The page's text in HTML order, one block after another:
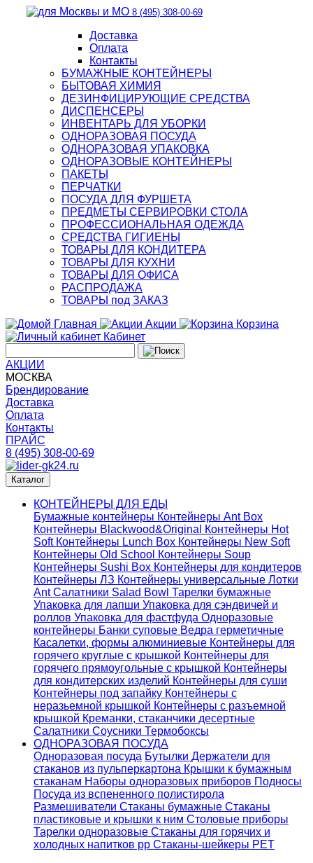
8 (495) 308-00-69
Доставка
Оплата
Контакты
БУМАЖНЫЕ КОНТЕЙНЕРЫ
БЫТОВАЯ ХИМИЯ
ДЕЗИНФИЦИРУЮЩИЕ СРЕДСТВА
ДИСПЕНСЕРЫ
ИНВЕНТАРЬ ДЛЯ УБОРКИ
ОДНОРАЗОВАЯ ПОСУДА
ОДНОРАЗОВАЯ УПАКОВКА
ОДНОРАЗОВЫЕ КОНТЕЙНЕРЫ
ПАКЕТЫ
ПЕРЧАТКИ
ПОСУДА ДЛЯ ФУРШЕТА
ПРЕДМЕТЫ СЕРВИРОВКИ СТОЛА
ПРОФЕССИОНАЛЬНАЯ ОДЕЖДА
СРЕДСТВА ГИГИЕНЫ
ТОВАРЫ ДЛЯ КОНДИТЕРА
ТОВАРЫ ДЛЯ КУХНИ
ТОВАРЫ ДЛЯ ОФИСА
РАСПРОДАЖА
ТОВАРЫ под ЗАКАЗ
Главная
Акции
Корзина
Кабинет
АКЦИИ
МОСКВА
Брендирование
Доставка
Оплата
Контакты
ПРАЙС
8 (495) 308-00-69
Каталог
КОНТЕЙНЕРЫ ДЛЯ ЕДЫ
Бумажные контейнеры Контейнеры Ant Box
Контейнеры Blackwood&Original
Контейнеры Hot
Soft Контейнеры Lunch Box Контейнеры New Soft
Контейнеры Old School Контейнеры Soup
Контейнеры Sushi Box Контейнеры для кондитеров
Контейнеры ЛЗ Контейнеры универсальные Лотки
AntСалатники Salad Bowl Тарелки бумажные
Упаковка для лапши Упаковка для сэндвичей и
роллов Упаковка для фастфуда Одноразовые
контейнеры Банки суповые Ведра герметичные
Касалетки, формы алюминиевые Контейнеры для
горячего круглые с крышкой Контейнеры для
горячего прямоугольные с крышкой Контейнеры
для кондитерских изделий Контейнеры для суши
Контейнеры под запайку Контейнеры с
неразьемной крышкой Контейнеры с разъемной
крышкой Креманки, стаканчики десертные
Салатники Соусники Термобоксы
ОДНОРАЗОВАЯ ПОСУДА
Одноразовая посуда Бутылки Держатели для
стаканов из пульперкартона Крышки к бумажным
стаканам Наборы одноразовых приборов Подносы
Посуда из вспененного полистирола
Размешиватели Стаканы бумажные Стаканы
пластиковые и крышки к ним Столовые приборы
Тарелки одноразовые Стаканы для горячих и
холодных напитков pp Стаканы-шейкеры PET